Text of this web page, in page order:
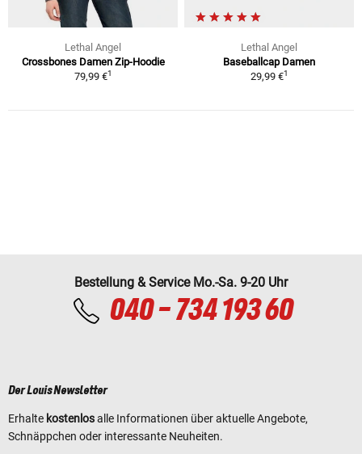
Lethal Angel
Crossbones Damen Zip-Hoodie
79,99 €1
Lethal Angel
Baseballcap Damen
29,99 €1
Bestellung & Service Mo.-Sa. 9-20 Uhr
040 - 734 193 60
Der Louis Newsletter
Erhalte kostenlosalle Informationen über aktuelle Angebote,
Schnäppchen oder interessante Neuheiten.